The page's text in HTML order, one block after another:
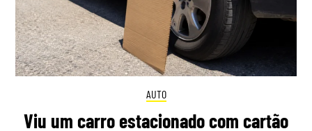
AUTO
Viu um carro estacionado com cartão